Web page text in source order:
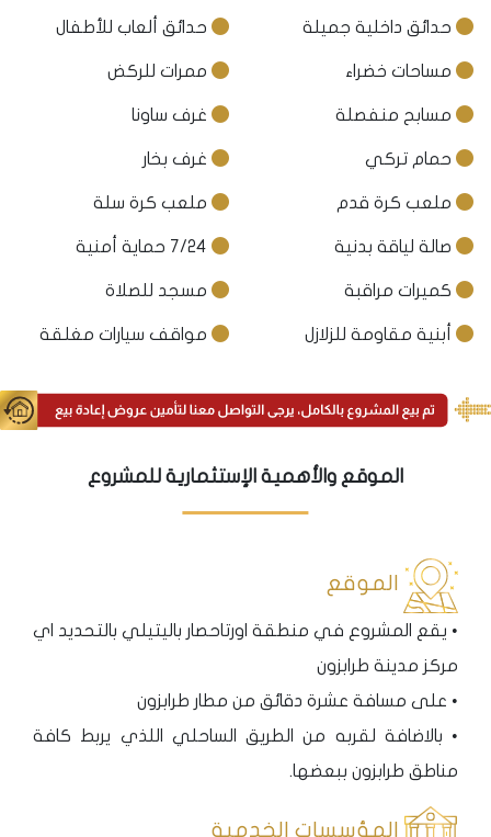
حدائق داخلية جميلة حدائق ألعاب للأطفال
مساحات خضراء ممرات للركض
مسابح منفصلة غرف ساونا
حمام تركي غرف بخار
ملعب كرة قدم ملعب كرة سلة
صالة لياقة بدنية
كميرات مراقبة مسجد للصلاة
أبنية مقاومة للزلازل مواقف سيارات مغلقة
الموقع والأهمية الإستثمارية للمشروع
الموقع
• يقع المشروع في منطقة اورتاحصار باليتيلي بالتحديد اي
مركز مدينة طرابزون
• على مسافة عشرة دقائق من مطار طرابزون
• بالاضافة لقربه من الطريق الساحلي اللذي يربط كافة
مناطق طرابزون ببعضها.
المؤسسات الخدمية